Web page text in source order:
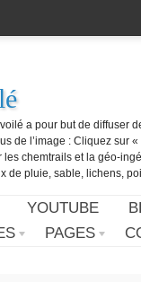
a pour but de diffuser
de l’image : Cliquez sur
les chemtrails et la géo-
de pluie, sable, lichens,
YOUTUBE
PAGES